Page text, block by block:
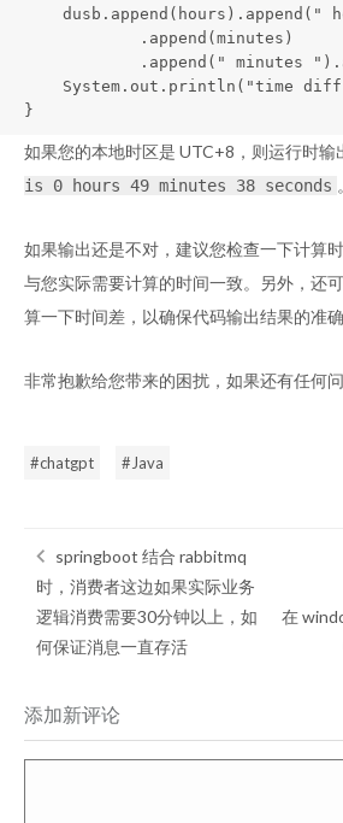
dusb.append(hours).append("
            .append(minutes)
.append(" minutes
System.out.println("time
}
如果您的本地时区是 UTC+8，则运行时输
is 0 hours 49 minutes 38 seconds 。
如果输出还是不对，建议您检查一下计算
与您实际需要计算的时间一致。另外，还
算一下时间差，以确保代码输出结果的准确
非常抱歉给您带来的困扰，如果还有任何
chatgpt Java
springboot 结合 rabbitmq
时，消费者这边如果实际业务
逻辑消费需要30分钟以上，如
何保证消息一直存活
在
添加新评论